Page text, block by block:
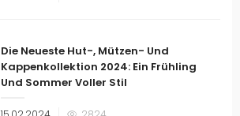
Die Neueste Hut-, Mützen- Und
Kappenkollektion 2024: Ein Frühling
Und Sommer Voller Stil
Veröffentlicht